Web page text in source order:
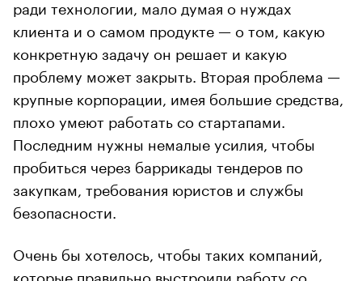
ради технологии, мало думая о нуждах
клиента и о самом продукте — о том, какую
конкретную задачу он решает и какую
проблему может закрыть. Вторая проблема —
крупные корпорации, имея большие средства,
плохо умеют работать со стартапами.
Последним нужны немалые усилия, чтобы
пробиться через баррикады тендеров по
закупкам, требования юристов и службы
безопасности.
Очень бы хотелось, чтобы таких компаний,
которые правильно выстроили работу со